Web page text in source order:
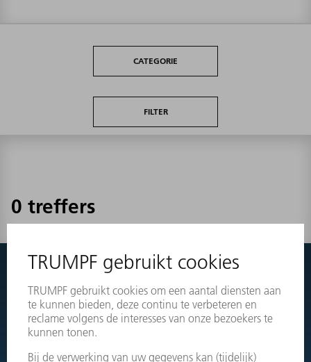
CATEGORIE
FILTER
0 treffers
Schakel eenvoudig door naar de explosietekeningen van uw
machines en bestel direct het juiste onderdeel.